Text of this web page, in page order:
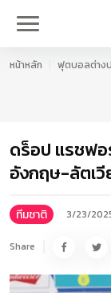
หน้าหลัก ฟุตบอลต่าง
ดร็อป แรชฟอ
อังกฤษ-ลัตเวี
ทีมชาติ 3/23/
Share